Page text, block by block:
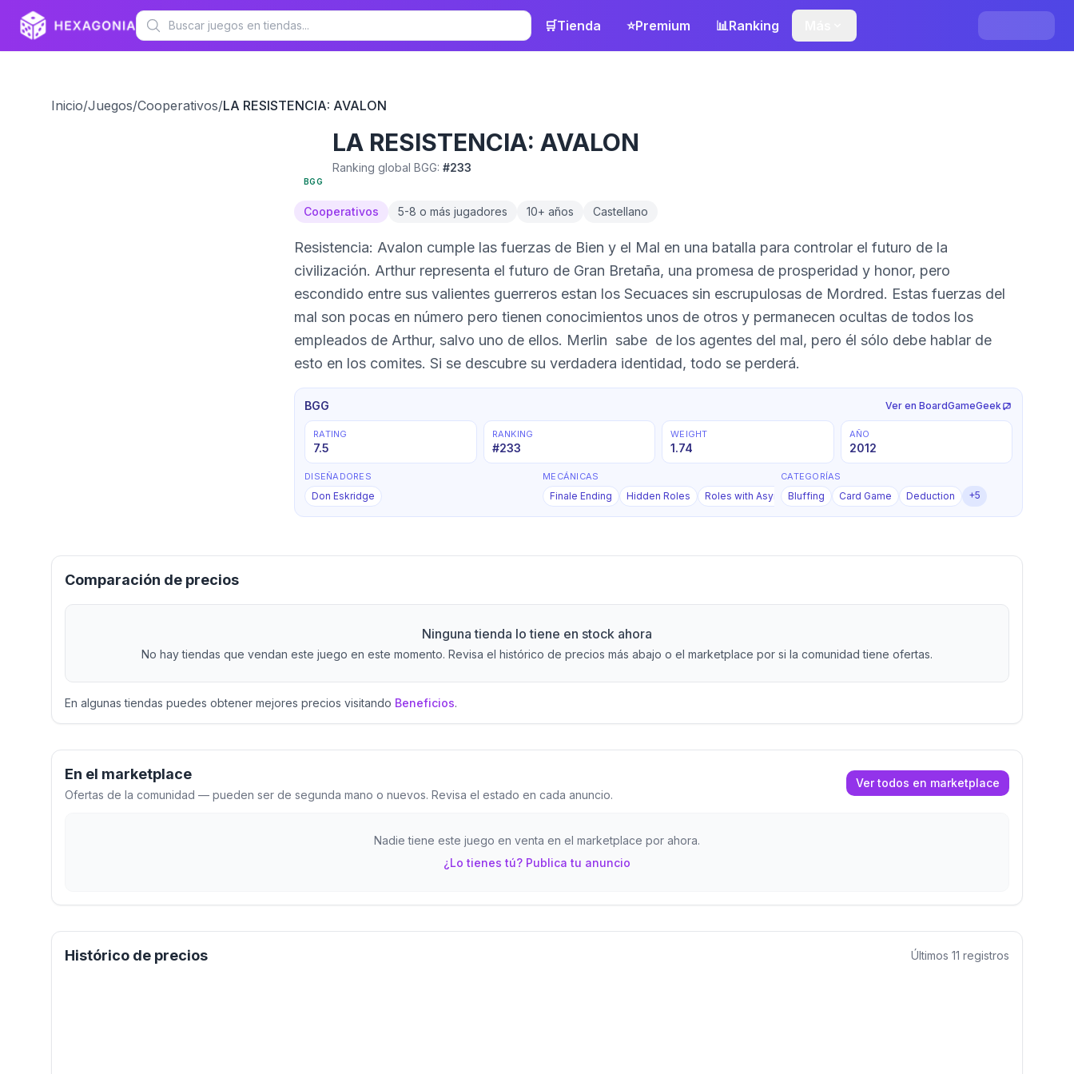
🛒Tienda ⭐Premium 📊Ranking
Inicio/Juegos/Cooperativos/LA RESISTENCIA: AVALON
BGG
LA RESISTENCIA: AVALON
Ranking global BGG: #233
Cooperativos 5-8 o más jugadores 10+ años Castellano
Resistencia: Avalon cumple las fuerzas de Bien y el Mal en una batalla para controlar el futuro de la
civilización. Arthur representa el futuro de Gran Bretaña, una promesa de prosperidad y honor, pero
escondido entre sus valientes guerreros estan los Secuaces sin escrupulosas de Mordred. Estas fuerzas del
mal son pocas en número pero tienen conocimientos unos de otros y permanecen ocultas de todos los
empleados de Arthur, salvo uno de ellos. Merlin sabe de los agentes del mal, pero él sólo debe hablar de
esto en los comites. Si se descubre su verdadera identidad, todo se perderá.
BGG Ver en BoardGameGeek
RATING
7.5
RANKING
#233
WEIGHT
1.74
AÑO
2012
DISEÑADORES
Don Eskridge
MECÁNICAS
Finale Ending Hidden Roles Roles with Asymmetric Information +5
CATEGORÍAS
Bluffing Card Game Deduction +5
Comparación de precios
Ninguna tienda lo tiene en stock ahora
No hay tiendas que vendan este juego en este momento. Revisa el histórico de precios más abajo o el marketplace por si la comunidad tiene ofertas.
En algunas tiendas puedes obtener mejores precios visitando Beneficios.
En el marketplace
Ofertas de la comunidad — pueden ser de segunda mano o nuevos. Revisa el estado en cada anuncio.
Ver todos en marketplace
Nadie tiene este juego en venta en el marketplace por ahora.
¿Lo tienes tú? Publica tu anuncio
Histórico de precios Últimos 11 registros